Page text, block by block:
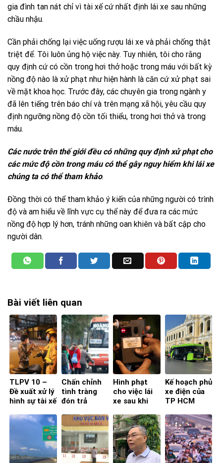
gia đình tan nát chỉ vì tài xế cứ nhất định lái xe sau những
chầu nhậu.
Cần phải chống lại việc uống rượu lái xe và phải chống thật
triệt để. Tôi luôn ủng hộ việc này. Tuy nhiên, tôi cho rằng
quy định cứ có cồn trong hơi thở hoặc trong máu với bất kỳ
nồng độ nào là xử phạt như hiện hành là căn cứ xử phạt sai
về mặt khoa học. Trước đây, các chuyên gia trong ngành y
đã lên tiếng trên báo chí và trên mạng xã hội, yêu cầu quy
định ngưỡng nồng độ cồn tối thiểu, trong hơi thở và trong
máu.
Các nước trên thế giới đều có những quy định xử phạt cho
các mức độ cồn trong máu có thể gây nguy hiểm khi lái xe
chúng ta có thể tham khảo.
Đồng thời có thể tham khảo ý kiến của những người có trình
độ và am hiểu về lĩnh vực cụ thể này để đưa ra các mức
nồng độ hợp lý hơn, tránh những oan khiên và bất cập cho
người dân.
Bài viết liên quan
TLPV 10 –
Đề xuất xử lý
hình sự tài xế
cồn mức
cao: Các
chuyên gia
nói gì?
Chấn chỉnh
tình tràng
đón trả
mất trật tự
ATGT ở
TPHCM
Hình phạt
cho việc lái
xe sau khi
bia tại các
quốc gia trên
thế giới
Kế hoạch phủ
xe điện của
TP HCM